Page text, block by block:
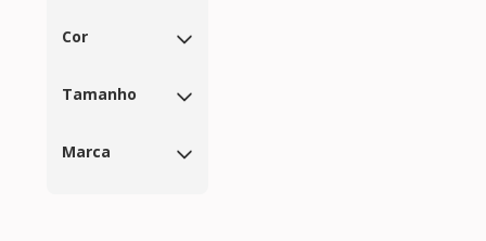
Cor
Tamanho
Marca